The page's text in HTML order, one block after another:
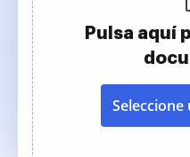
Pulsa aquí